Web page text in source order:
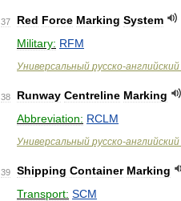
37 Red Force Marking System
Military: RFM
Универсальный русско-английский
38 Runway Centreline Marking
Abbreviation: RCLM
Универсальный русско-английский
39 Shipping Container Marking
Transport: SCM